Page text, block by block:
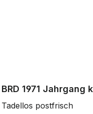
BRD 1971 Jahrgang
Tadellos postfrisch